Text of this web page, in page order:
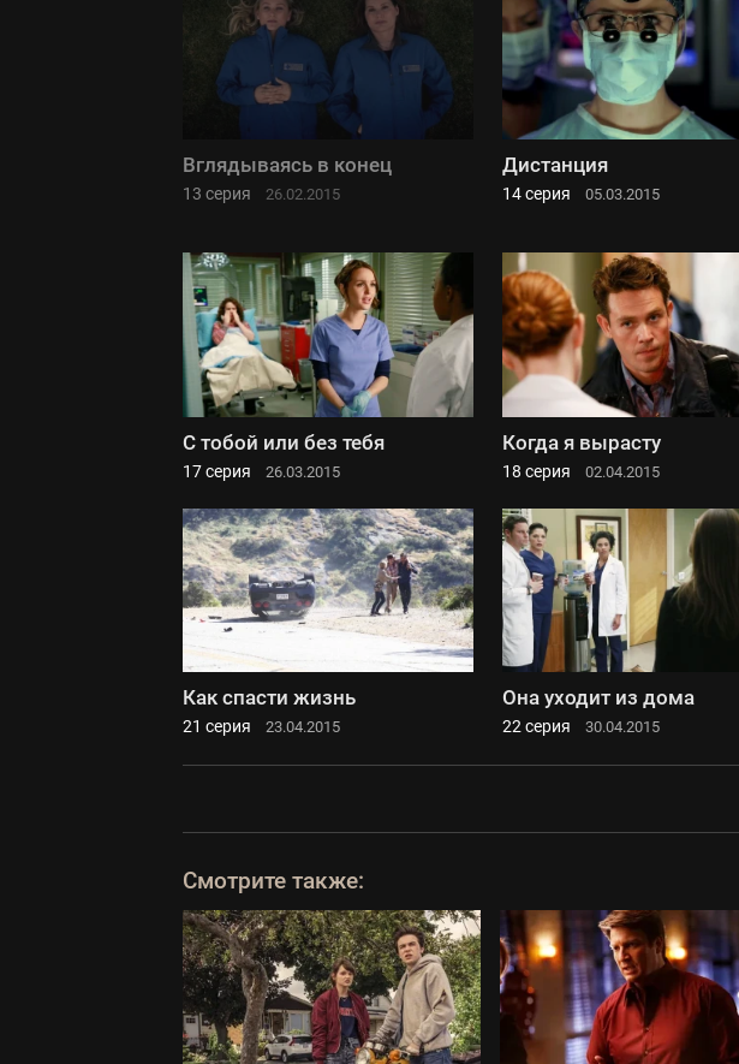
Вглядываясь в конец
13 серия 26.02.2015
Дистанция
14 серия 05.03.2015
С тобой или без тебя
17 серия 26.03.2015
Когда я вырасту
18 серия 02.04.2015
Как спасти жизнь
21 серия 23.04.2015
Она уходит из дома
22 серия 30.04.2015
Смотрите также: